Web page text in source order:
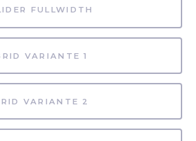
FULLWIDTH
VARIANTE 1
VARIANTE 2